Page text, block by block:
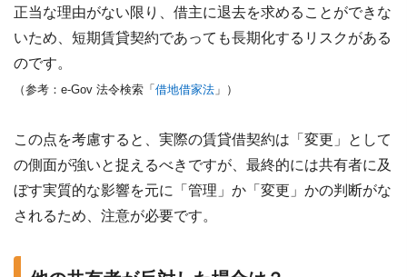
正当な理由がない限り、借主に退去を求めることができな
いため、短期賃貸契約であっても長期化するリスクがある
のです。
（参考：e-Gov 法令検索「 借地借家法 」）
この点を考慮すると、実際の賃貸借契約は「変更」として
の側面が強いと捉えるべきですが、最終的には共有者に及
ぼす実質的な影響を元に「管理」か「変更」かの判断がな
されるため、注意が必要です。